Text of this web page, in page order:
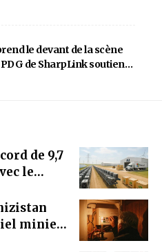
le devant de la scène
de SharpLink soutient
de 9,7
le
minier